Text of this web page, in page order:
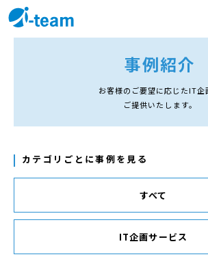
事例紹介
お客様のご要望に応じたIT企
ご提供いたします。
カテゴリごとに事例を見る
すべて
IT企画サービス